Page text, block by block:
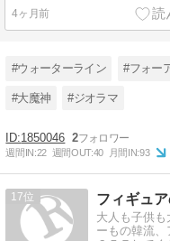
4ヶ月前
#ウォーターライン #フォー
#大魔神 #ジオラマ
1850046 2
週間IN:22 週間OUT:40 月間IN:93
17 フィギュ
大人も子供
ーもの韓流